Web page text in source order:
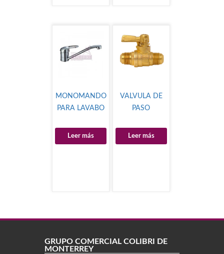
MONOMANDO
PARA LAVABO
Leer más
VALVULA DE
PASO
Leer más
GRUPO COMERCIAL COLIBRÍ DE
MONTERREY